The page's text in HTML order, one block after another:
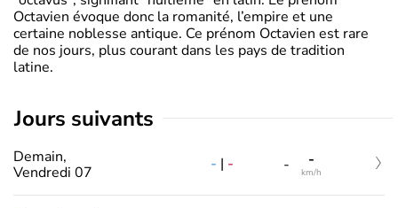
Octavien évoque donc la romanité, l’empire et une
certaine noblesse antique. Ce prénom Octavien est rare
de nos jours, plus courant dans les pays de tradition
latine.
jours suivants
Demain,
Vendredi 07
- | - - -
km/h